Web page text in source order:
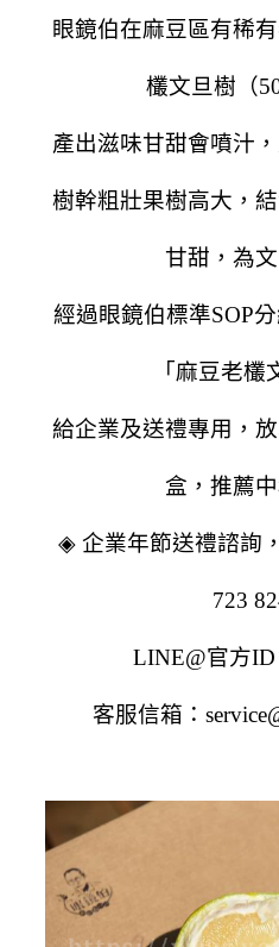
眼鏡伯在麻豆區有稀
欉文旦樹（
產出滋味甘甜會噴汁
樹幹粗壯果樹高大，
甘甜，為
經過眼鏡伯標準SOP
「麻豆老欉
給企業及送禮專用，
盒，推薦中
◈ 企業年節送禮諮詢
723
LINE@官方ID
客服信箱：